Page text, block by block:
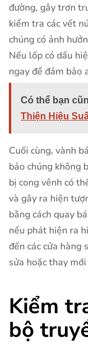
đường, gây trơn
kiểm tra các vết
chúng có ảnh
Nếu lốp có dấu
ngay để đảm bảo
Có thể bạn
Thiện Hiệu
Cuối cùng, vành
bảo chúng không
bị cong vênh có
và gây ra hiện
bằng cách quay
nếu phát hiện ra
đến các cửa hàng
sửa hoặc thay
Kiểm
bộ